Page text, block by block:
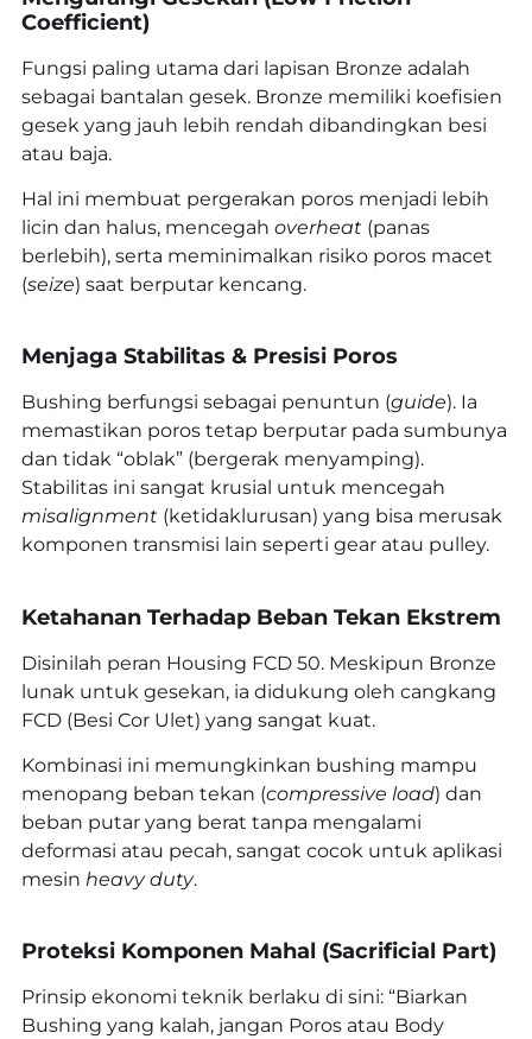
Coefficient)
Fungsi paling utama dari lapisan Bronze adalah
sebagai bantalan gesek. Bronze memiliki koefisien
gesek yang jauh lebih rendah dibandingkan besi
atau baja.
Hal ini membuat pergerakan poros menjadi lebih
licin dan halus, mencegah overheat (panas
berlebih), serta meminimalkan risiko poros macet
(seize) saat berputar kencang.
Menjaga Stabilitas & Presisi Poros
Bushing berfungsi sebagai penuntun (guide). Ia
memastikan poros tetap berputar pada sumbunya
dan tidak “oblak” (bergerak menyamping).
Stabilitas ini sangat krusial untuk mencegah
misalignment (ketidaklurusan) yang bisa merusak
komponen transmisi lain seperti gear atau pulley.
Ketahanan Terhadap Beban Tekan Ekstrem
Disinilah peran Housing FCD 50. Meskipun Bronze
lunak untuk gesekan, ia didukung oleh cangkang
FCD (Besi Cor Ulet) yang sangat kuat.
Kombinasi ini memungkinkan bushing mampu
menopang beban tekan (compressive load) dan
beban putar yang berat tanpa mengalami
deformasi atau pecah, sangat cocok untuk aplikasi
mesin heavy duty.
Proteksi Komponen Mahal (Sacrificial Part)
Prinsip ekonomi teknik berlaku di sini: “Biarkan
Bushing yang kalah, jangan Poros atau Body